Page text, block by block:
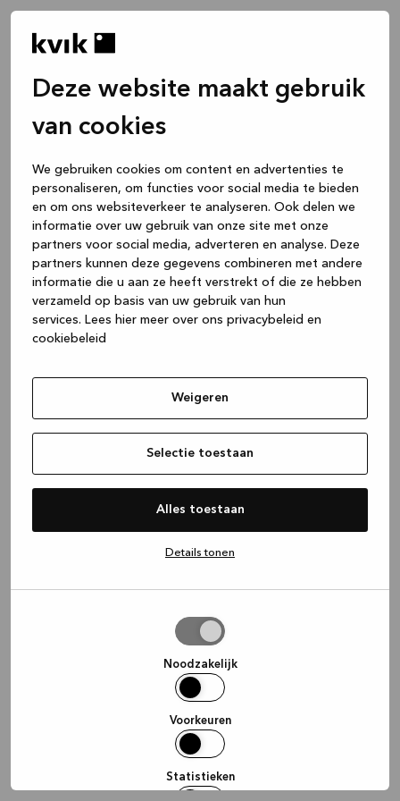
Deze website maakt gebruik
van cookies
We gebruiken cookies om content en advertenties te
personaliseren, om functies voor social media te bieden
en om ons websiteverkeer te analyseren. Ook delen we
informatie over uw gebruik van onze site met onze
partners voor social media, adverteren en analyse. Deze
partners kunnen deze gegevens combineren met andere
informatie die u aan ze heeft verstrekt of die ze hebben
verzameld op basis van uw gebruik van hun
services. Lees hier meer over ons privacybeleid en
cookiebeleid
Weigeren
Selectie toestaan
Alles toestaan
Details tonen
Noodzakelijk
Voorkeuren
Statistieken
(see the browser console for more
information).